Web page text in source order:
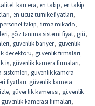
kamera, en takip, en takip
, en ucuz turnike fiyatları,
takip, firma mikado,
, göz tanıma sistemi fiyat, grü,
, güvenlik bariyeri, güvenlik
dedektörü, güvenlik firmaları,
iş, güvenlik kamera firmaları,
sistemleri, güvenlik kamera
fiyatları, güvenlik kamera
, güvenlik kamerası, güvenlik
güvenlik kamerası firmaları,